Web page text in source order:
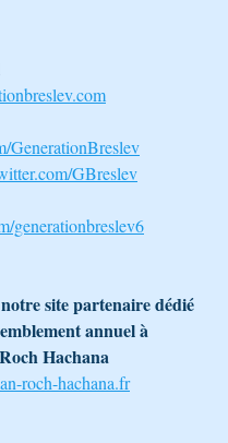
GenerationBreslev
GBreslev
generationbreslev6
site partenaire dédié
annuel à
Hachana
roch-hachana.fr